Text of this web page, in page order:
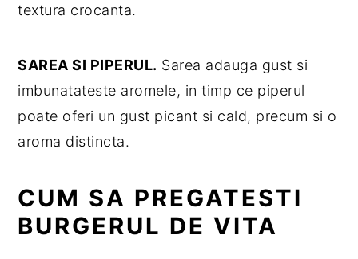
textura crocanta.
SAREA SI PIPERUL. Sarea adauga gust si
imbunatateste aromele, in timp ce piperul
poate oferi un gust picant si cald, precum si o
aroma distincta.
CUM SA PREGATESTI
BURGERUL DE VITA